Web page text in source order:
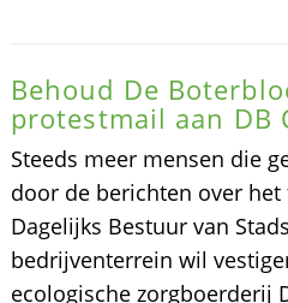
Behoud De
protestmail aan DB
Steeds meer mensen die
door de berichten over
Dagelijks Bestuur van
bedrijventerrein wil
ecologische zorgboerderij